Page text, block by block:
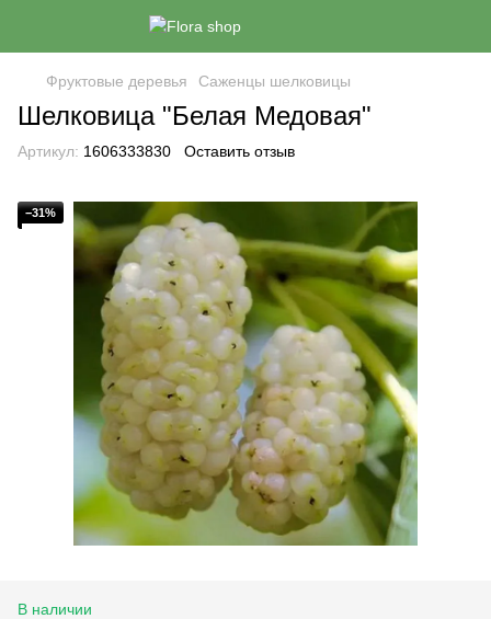
Фруктовые деревья Саженцы шелковицы
Шелковица "Белая Медовая"
Артикул: 1606333830 Оставить отзыв
−31%
В наличии